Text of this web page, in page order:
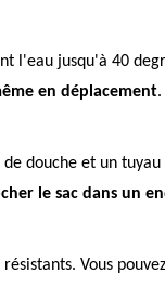
l'eau jusqu'à 40
en déplacement
douche et un
le sac dans un
Vous